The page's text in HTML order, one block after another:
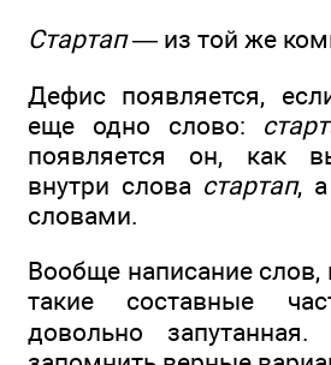
Стартап— из той же
Дефис появляется,
еще одно слово:
появляется он, как
внутри слова стартап,
словами.
Вообще написание слов,
такие составные
довольно